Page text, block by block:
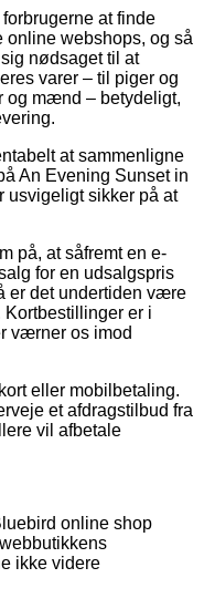
at finde
online webshops, og så
nødsaget til at
varer – til piger og
og mænd – betydeligt,
at sammenligne
An Evening Sunset in
usvigeligt sikker på at
på, at såfremt en e-
for en udsalgspris
er det undertiden være
er i
værner os imod
eller mobilbetaling.
et afdragstilbud fra
vil afbetale
online shop
ikke videre